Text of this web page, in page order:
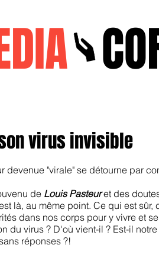
virus invisible
devenue "virale" se détourne par
de Louis Pasteuret des
là, au même point. Ce qui est
dans nos corps pour y vivre et
du virus ? D'où vient-il ? Est-il
réponses ?!